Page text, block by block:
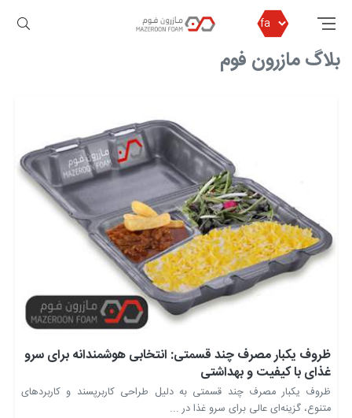
مازرون فوم بلاگ مازرون فوم
بلاگ مازرون فوم
ظروف یکبار مصرف چند قسمتی: انتخابی هوشمندانه برای سرو
غذای با کیفیت و بهداشتی
ظروف یکبار مصرف چند قسمتی به دلیل طراحی کاربرپسند و کاربردهای
متنوع، گزینه‌ای عالی برای سرو غذا در ...